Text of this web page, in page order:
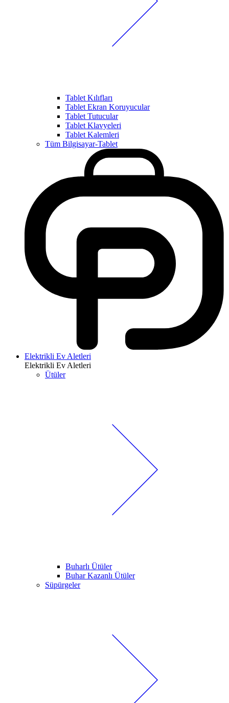
Tablet Kılıfları
Tablet Ekran Koruyucular
Tablet Tutucular
Tablet Klavyeleri
Tablet Kalemleri
Tüm Bilgisayar-Tablet
Elektrikli Ev Aletleri
Elektrikli Ev Aletleri
Ütüler
Buharlı Ütüler
Buhar Kazanlı Ütüler
Süpürgeler